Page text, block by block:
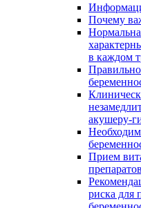
Почему
в каждом
акушеру-
Прием
риска для